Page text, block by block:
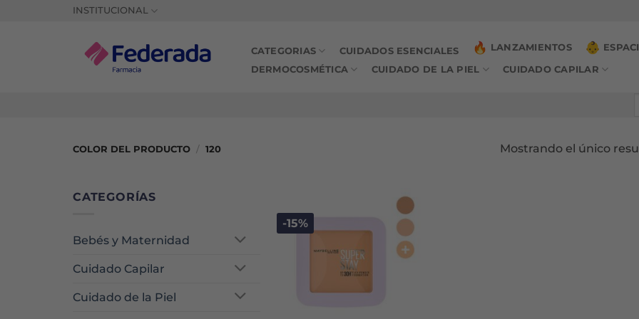
INSTITUCIONAL
CATEGORIAS CUIDADOS ESENCIALES LANZAMIENTOS
DERMOCOSMÉTICA CUIDADO DE LA PIEL CUIDADO CAPILAR
COLOR DEL PRODUCTO / 120 Mostrando el único
CATEGORÍAS
Bebés y Maternidad
Cuidado Capilar
Cuidado de la Piel
-15%